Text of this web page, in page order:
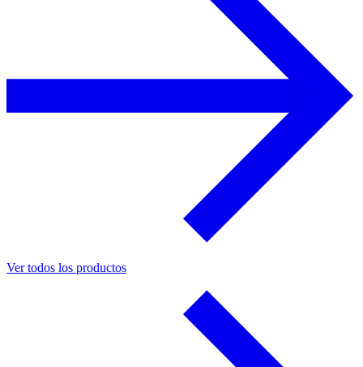
Ver todos los productos